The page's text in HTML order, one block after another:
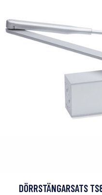
DÖRRSTÄNGARSATS